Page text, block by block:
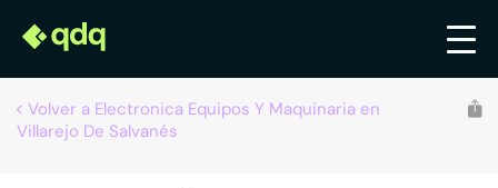
Volver a Electronica Equipos Y Maquinaria en
Villarejo De Salvanés